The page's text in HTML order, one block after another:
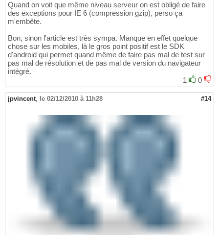
Quand on voit que même niveau serveur on est obligé de faire
des exceptions pour IE 6 (compression gzip), perso ça
m'embête.
Bon, sinon l'article est très sympa. Manque en effet quelque
chose sur les mobiles, là le gros point positif est le SDK
d'android qui permet quand même de faire pas mal de test sur
pas mal de résolution et de pas mal de version du navigateur
intégré.
1
0
jpvincent, le 02/12/2010 à 11h28 #14